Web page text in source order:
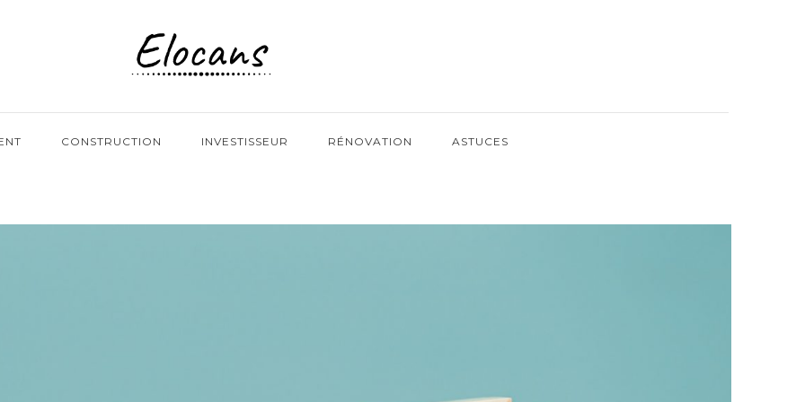
CONSTRUCTION INVESTISSEUR RÉNOVATION ASTUCES